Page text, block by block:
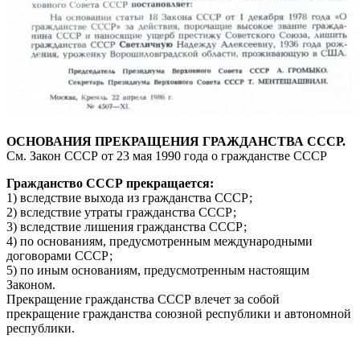
ОСНОВАНИЯ ПРЕКРАЩЕНИЯ ГРАЖДАНСТВА СССР.
См. Закон СССР от 23 мая 1990 года о гражданстве СССР
Гражданство СССР прекращается:
1) вследствие выхода из гражданства СССР;
2) вследствие утраты гражданства СССР;
3) вследствие лишения гражданства СССР;
4) по основаниям, предусмотренным международными
договорами СССР;
5) по иным основаниям, предусмотренным настоящим
Законом.
Прекращение гражданства СССР влечет за собой
прекращение гражданства союзной республики и автономной
республики.